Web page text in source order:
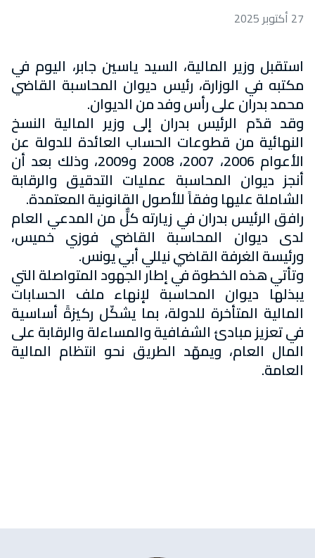
27 أكتوبر 2025
استقبل وزير المالية، السيد ياسين جابر، اليوم في
مكتبه في الوزارة، رئيس ديوان المحاسبة القاضي
محمد بدران على رأس وفد من الديوان.
وقد قدّم الرئيس بدران إلى وزير المالية النسخ
النهائية من قطوعات الحساب العائدة للدولة عن
الأعوام 2006، 2007، 2008 و2009، وذلك بعد أن
أنجز ديوان المحاسبة عمليات التدقيق والرقابة
الشاملة عليها وفقاً للأصول القانونية المعتمدة.
رافق الرئيس بدران في زيارته كلٌّ من المدعي العام
لدى ديوان المحاسبة القاضي فوزي خميس،
ورئيسة الغرفة القاضي نيللي أبي يونس.
وتأتي هذه الخطوة في إطار الجهود المتواصلة التي
يبذلها ديوان المحاسبة لإنهاء ملف الحسابات
المالية المتأخرة للدولة، بما يشكّل ركيزةً أساسية
في تعزيز مبادئ الشفافية والمساءلة والرقابة على
المال العام، ويمهّد الطريق نحو انتظام المالية
العامة.